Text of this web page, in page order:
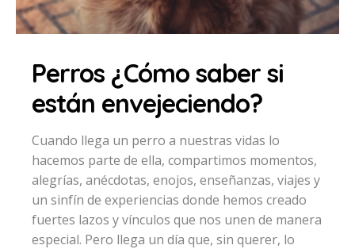
Perros ¿Cómo saber si
están envejeciendo?
Cuando llega un perro a nuestras vidas lo
hacemos parte de ella, compartimos momentos,
alegrías, anécdotas, enojos, enseñanzas, viajes y
un sinfín de experiencias donde hemos creado
fuertes lazos y vínculos que nos unen de manera
especial. Pero llega un día que, sin querer, lo